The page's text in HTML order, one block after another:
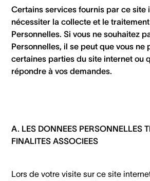
Certains services fournis par ce site
nécessiter la collecte et le
Personnelles. Si vous ne souhaitez
Personnelles, il se peut que vous ne
certaines parties du site internet ou
répondre à vos demandes.
A. LES DONNEES PERSONNELLES
FINALITES ASSOCIEES
Lors de votre visite sur ce site